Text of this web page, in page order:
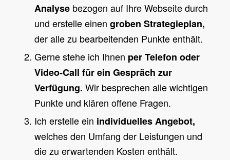
Analysebezogen auf Ihre Webseite durch
und erstelle einen groben Strategieplan,
der alle zu bearbeitenden Punkte enthält.
Gerne stehe ich Ihnen per Telefon oder
Video-Call für ein Gespräch zur
Verfügung. Wir besprechen alle wichtigen
Punkte und klären offene Fragen.
Ich erstelle ein individuelles Angebot,
welches den Umfang der Leistungen und
die zu erwartenden Kosten enthält.